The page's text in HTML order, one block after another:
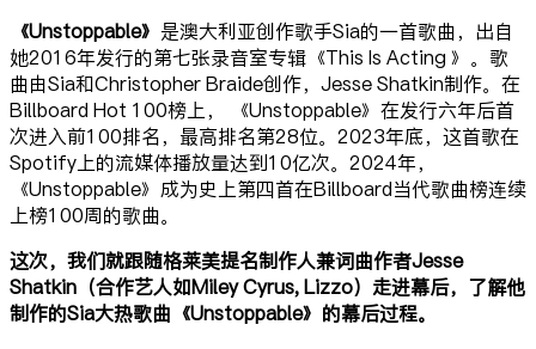
《Unstoppable》 是澳大利亚创作歌手Sia的一首歌曲，出自
她2016年发行的第七张录音室专辑《This Is Acting 》。歌
曲由Sia和Christopher Braide创作，Jesse Shatkin制作。在
Billboard Hot 100榜上， 《Unstoppable》在发行六年后首
次进入前100排名，最高排名第28位。2023年底，这首歌在
Spotify上的流媒体播放量达到10亿次。2024年，
《Unstoppable》成为史上第四首在Billboard当代歌曲榜连续
上榜100周的歌曲。
这次，我们就跟随格莱美提名制作人兼词曲作者Jesse
Shatkin（合作艺人如Miley Cyrus, Lizzo）走进幕后，了解他
制作的Sia大热歌曲《Unstoppable》的幕后过程。